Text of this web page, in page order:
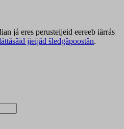
já eres perusteijeid eereeb iärrás
jieijâd šleđgâpoostân.